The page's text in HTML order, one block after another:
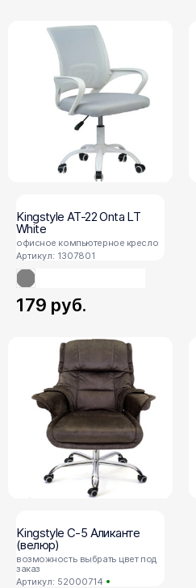
Kingstyle AT-22 Onta LT
White
офисное компьютерное кресло
Артикул: 1307801
179 руб.
Kingstyle С-5 Аликанте
(велюр)
возможность выбрать цвет под
заказ
Артикул: 52000714